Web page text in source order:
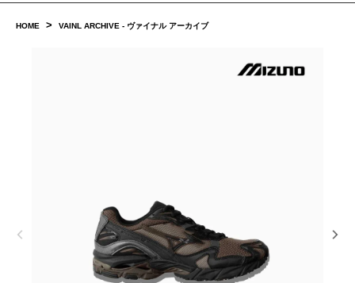
HOME > VAINL ARCHIVE - ヴァイナル アーカイブ